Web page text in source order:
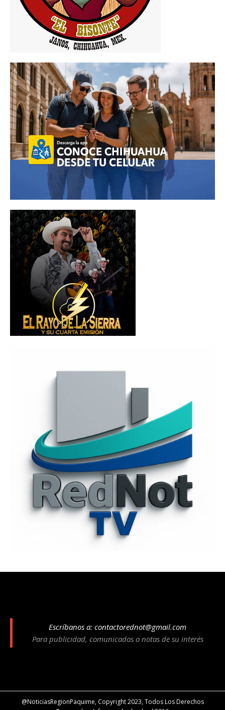
Escríbanos a: contactorednot@gmail.com
Para publicidad, comunicados o notas de su interés
@NoticiasRegionPaquime, Copyright 2023, Todos Los Derechos